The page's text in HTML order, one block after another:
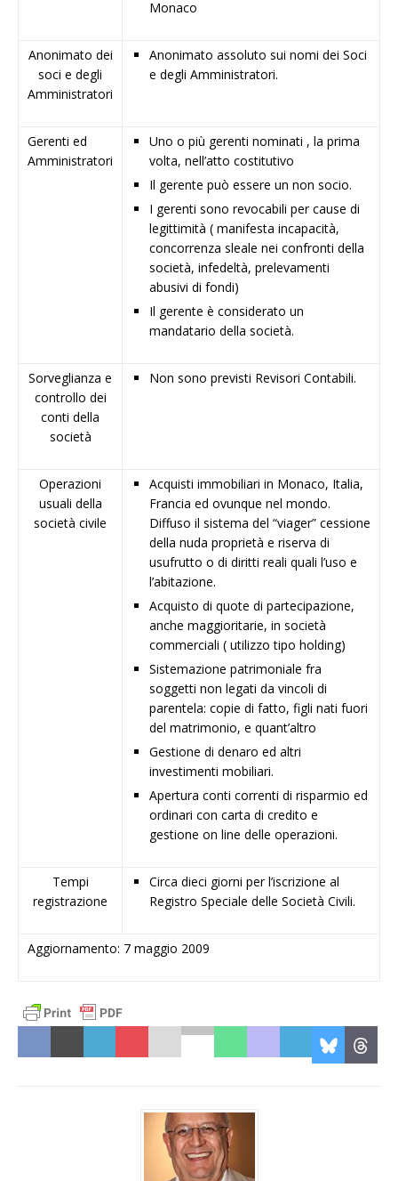
Monaco
Anonimato dei
soci e degli
Amministratori
Anonimato assoluto sui nomi dei Soci
e degli Amministratori.
Gerenti ed
Amministratori
Uno o più gerenti nominati , la prima
volta, nell’atto costitutivo
Il gerente può essere un non socio.
I gerenti sono revocabili per cause di
legittimità ( manifesta incapacità,
concorrenza sleale nei confronti della
società, infedeltà, prelevamenti
abusivi di fondi)
Il gerente è considerato un
mandatario della società.
Sorveglianza e
controllo dei
conti della
società
Non sono previsti Revisori Contabili.
Operazioni
usuali della
società civile
Acquisti immobiliari in Monaco, Italia,
Francia ed ovunque nel mondo.
Diffuso il sistema del “viager” cessione
della nuda proprietà e riserva di
usufrutto o di diritti reali quali l’uso e
l’abitazione.
Acquisto di quote di partecipazione,
anche maggioritarie, in società
commerciali ( utilizzo tipo holding)
Sistemazione patrimoniale fra
soggetti non legati da vincoli di
parentela: copie di fatto, figli nati fuori
del matrimonio, e quant’altro
Gestione di denaro ed altri
investimenti mobiliari.
Apertura conti correnti di risparmio ed
ordinari con carta di credito e
gestione on line delle operazioni.
Tempi
registrazione
Circa dieci giorni per l’iscrizione al
Registro Speciale delle Società Civili.
Aggiornamento: 7 maggio 2009